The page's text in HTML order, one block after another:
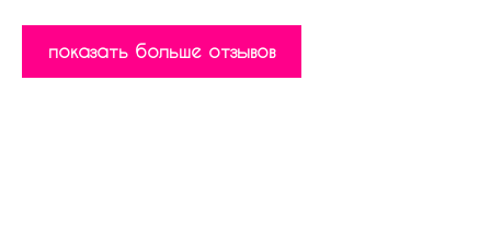
показать больше отзывов